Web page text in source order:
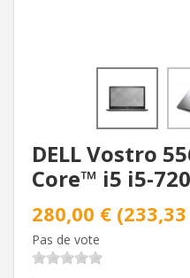
DELL Vostro
Core™ i5 i5-
280,00 €
Pas de vote